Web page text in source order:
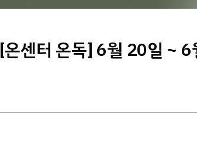
[온센터 온독] 6월 20일 ~